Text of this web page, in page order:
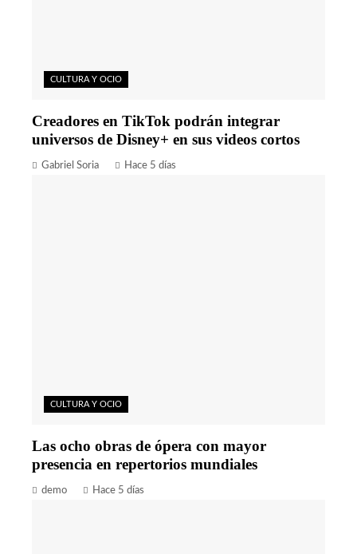
CULTURA Y OCIO
Creadores en TikTok podrán integrar
universos de Disney+ en sus videos cortos
Gabriel Soria Hace 5 días
CULTURA Y OCIO
Las ocho obras de ópera con mayor
presencia en repertorios mundiales
demo Hace 5 días